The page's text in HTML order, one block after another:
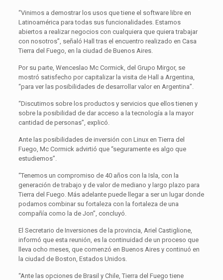
“Vinimos a demostrar los usos que tiene el software libre en
Latinoamérica para todas sus funcionalidades. Estamos
abiertos a realizar negocios con cualquiera que quiera trabajar
con nosotros”, señaló Hall tras el encuentro realizado en Casa
Tierra del Fuego, en la ciudad de Buenos Aires.
Por su parte, Wenceslao Mc Cormick, del Grupo Mirgor, se
mostró satisfecho por capitalizar la visita de Hall a Argentina,
“para ver las posibilidades de desarrollar valor en Argentina”.
“Discutimos sobre los productos y servicios que ellos tienen y
sobre la posibilidad de dar acceso a la tecnología a la mayor
cantidad de personas”, explicó.
Ante las posibilidades de inversión con Linux en Tierra del
Fuego, Mc Cormick advirtió que “seguramente es algo que
estudiemos”.
“Tenemos un compromiso de 40 años con la Isla, con la
generación de trabajo y de valor de mediano y largo plazo para
Tierra del Fuego. Más adelante puede llegar a ser un lugar donde
podamos combinar su fortaleza con la fortaleza de una
compañía como la de Jon”, concluyó.
El Secretario de Inversiones de la provincia, Ariel Castiglione,
informó que esta reunión, es la continuidad de un proceso que
lleva ocho meses, que comenzó en Buenos Aires y continuó en
la ciudad de Boston, Estados Unidos.
“Ante las opciones de Brasil y Chile, Tierra del Fuego tiene